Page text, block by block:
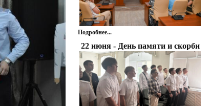
Подробнее...
22 июня - День памяти и скорби